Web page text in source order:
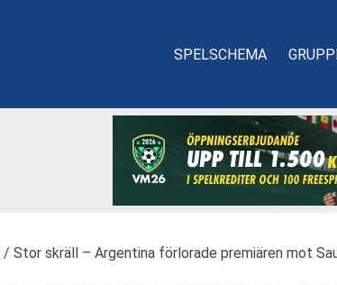
SPELSCHEMA
/ Stor skräll – Argentina förlorade premiären mot